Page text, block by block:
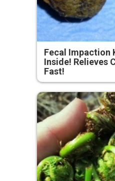
Fecal Impaction
Inside! Relieves
Fast!